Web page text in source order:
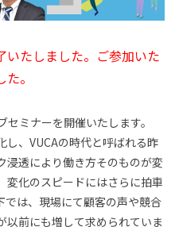
いたしました。ご参加いた
。
ミナーを開催いたします。
し、VUCAの時代と呼ばれる昨
浸透により働き方そのものが変
変化のスピードにはさらに拍車
では、現場にて顧客の声や競合
以前にも増して求められていま